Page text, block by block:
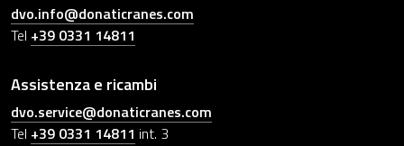
dvo.info@donaticranes.com
Tel +39 0331 14811
Assistenza e ricambi
dvo.service@donaticranes.com
Tel +39 0331 14811 int. 3